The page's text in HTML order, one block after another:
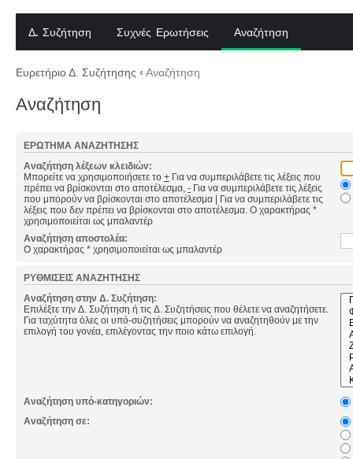
Δ. Συζήτηση Συχνές Ερωτήσεις Αναζήτηση
Ευρετήριο Δ. Συζήτησης ‹ Αναζήτηση
Αναζήτηση
ΕΡΏΤΗΜΑ ΑΝΑΖΉΤΗΣΗΣ
Αναζήτηση λέξεων κλειδιών:
Μπορείτε να χρησιμοποιήσετε το + Για να συμπεριλάβετε τις λέξεις που
πρέπει να βρίσκονται στο αποτέλεσμα, - Για να συμπεριλάβετε τις λέξεις
που μπορούν να βρίσκονται στο αποτέλεσμα | Για να συμπεριλάβετε τις
λέξεις που δεν πρέπει να βρίσκονται στο αποτέλεσμα. Ο χαρακτήρας *
χρησιμοποιείται ως μπαλαντέρ
Αναζήτηση αποστολέα:
Ο χαρακτήρας * χρησιμοποιείται ως μπαλαντέρ
ΡΥΘΜΊΣΕΙΣ ΑΝΑΖΉΤΗΣΗΣ
Αναζήτηση στην Δ. Συζήτηση:
Επιλέξτε την Δ. Συζήτηση ή τις Δ. Συζητήσεις που θέλετε να αναζητήσετε.
Για ταχύτητα όλες οι υπό-συζητήσεις μπορούν να αναζητηθούν με την
επιλογή του γονέα, επιλέγοντας την ποιο κάτω επιλογή.
Αναζήτηση υπό-κατηγοριών:
Αναζήτηση σε: